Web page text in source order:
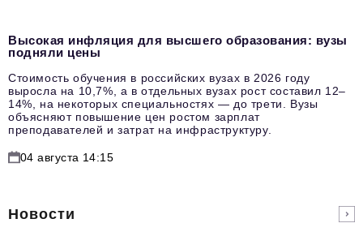
Высокая инфляция для высшего образования: вузы
подняли цены
Стоимость обучения в российских вузах в 2026 году
выросла на 10,7%, а в отдельных вузах рост составил 12–
14%, на некоторых специальностях — до трети. Вузы
объясняют повышение цен ростом зарплат
преподавателей и затрат на инфраструктуру.
04 августа 14:15
Новости